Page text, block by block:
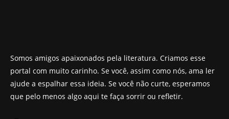
Somos amigos apaixonados pela literatura. Criamos esse
portal com muito carinho. Se você, assim como nós, ama ler
ajude a espalhar essa ideia. Se você não curte, esperamos
que pelo menos algo aqui te faça sorrir ou refletir.